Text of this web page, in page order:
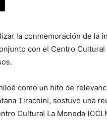
la conmemoración de la
con el Centro Cultural
como un hito de
Tirachini, sostuvo una
Cultural La Moneda